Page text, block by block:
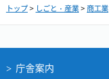
トップ> しごと・産業> 商工業
庁舎案内